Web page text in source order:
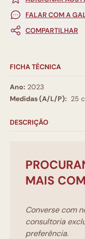
FALAR COM A
COMPARTILHAR
FICHA TÉCNICA
Ano: 2023
Medidas (A/L/P): 25
DESCRIÇÃO
MAIS
Converse com
consultoria
preferência.